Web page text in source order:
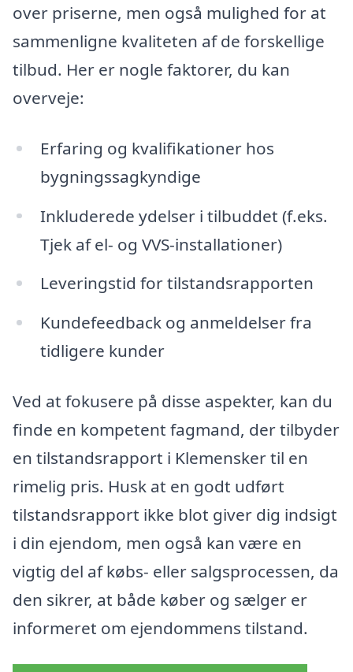
over priserne, men også mulighed for at
sammenligne kvaliteten af de forskellige
tilbud. Her er nogle faktorer, du kan
overveje:
Erfaring og kvalifikationer hos
bygningssagkyndige
Inkluderede ydelser i tilbuddet (f.eks.
Tjek af el- og VVS-installationer)
Leveringstid for tilstandsrapporten
Kundefeedback og anmeldelser fra
tidligere kunder
Ved at fokusere på disse aspekter, kan du
finde en kompetent fagmand, der tilbyder
en tilstandsrapport i Klemensker til en
rimelig pris. Husk at en godt udført
tilstandsrapport ikke blot giver dig indsigt
i din ejendom, men også kan være en
vigtig del af købs- eller salgsprocessen, da
den sikrer, at både køber og sælger er
informeret om ejendommens tilstand.